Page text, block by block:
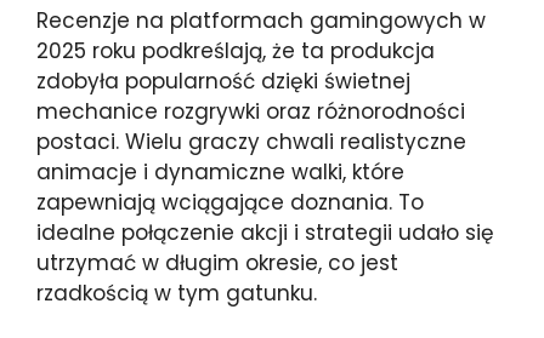
Recenzje na platformach gamingowych w
2025 roku podkreślają, że ta produkcja
zdobyła popularność dzięki świetnej
mechanice rozgrywki oraz różnorodności
postaci. Wielu graczy chwali realistyczne
animacje i dynamiczne walki, które
zapewniają wciągające doznania. To
idealne połączenie akcji i strategii udało się
utrzymać w długim okresie, co jest
rzadkością w tym gatunku.